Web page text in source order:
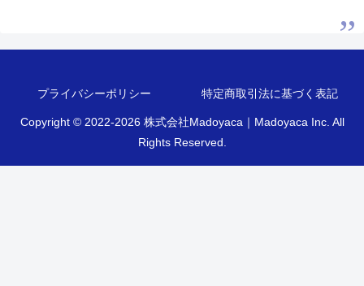
プライバシーポリシー 特定商取引法に基づく表記
Copyright © 2022-2026 株式会社Madoyaca｜Madoyaca Inc. All
Rights Reserved.